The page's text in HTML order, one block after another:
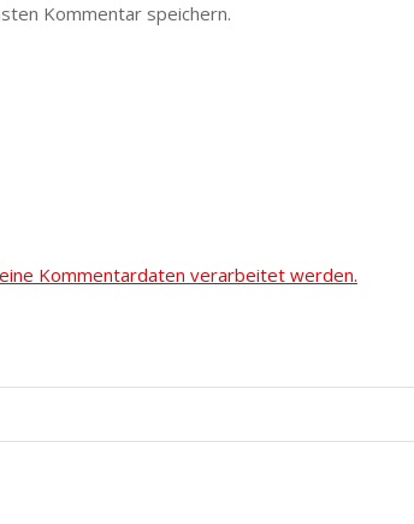
Kommentar speichern.
Kommentardaten verarbeitet werden.